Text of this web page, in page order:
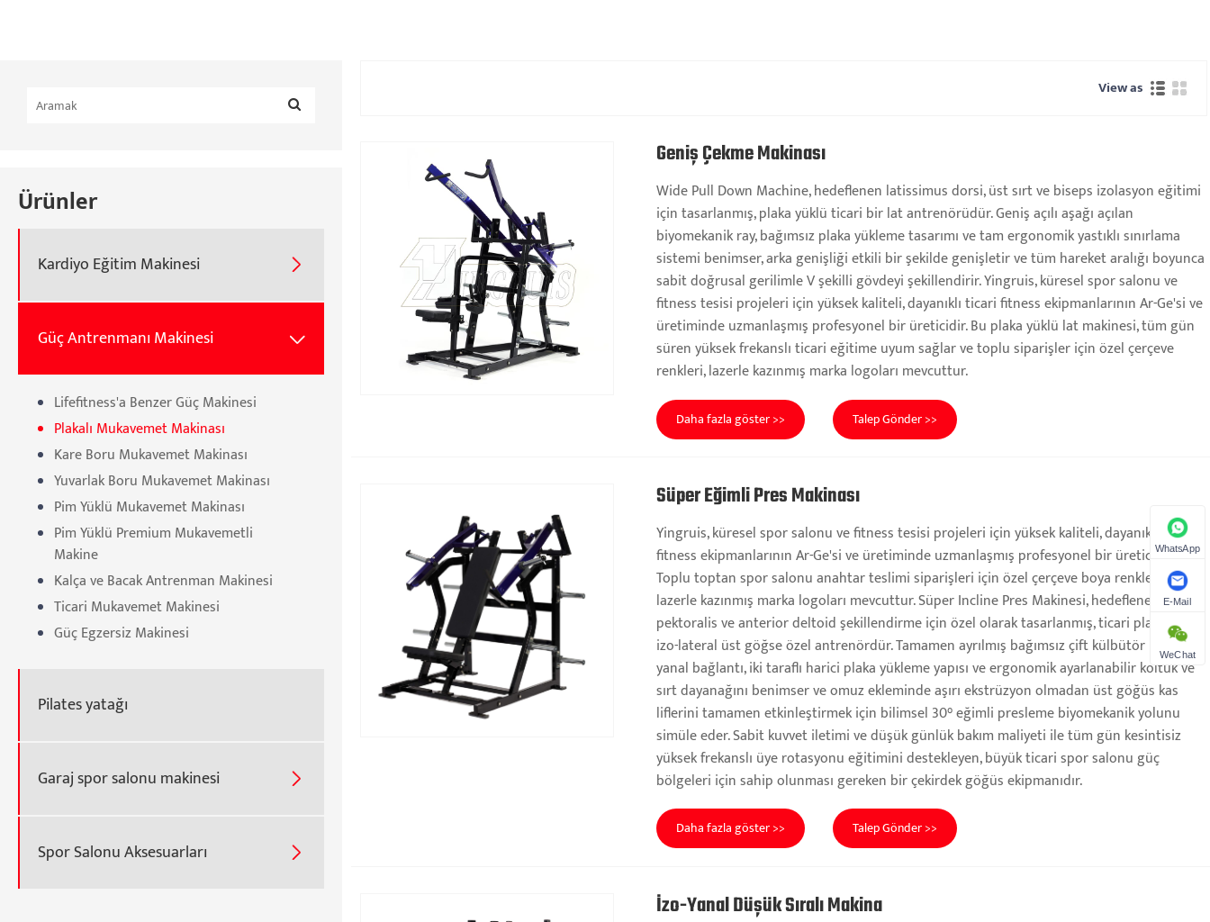
Ürünler
Kardiyo Eğitim Makinesi 
Güç Antrenmanı Makinesi 
Lifefitness'a Benzer Güç Makinesi
Plakalı Mukavemet Makinası
Kare Boru Mukavemet Makinası
Yuvarlak Boru Mukavemet Makinası
Pim Yüklü Mukavemet Makinası
Pim Yüklü Premium Mukavemetli
Makine
Kalça ve Bacak Antrenman Makinesi
Ticari Mukavemet Makinesi
Güç Egzersiz Makinesi
Pilates yatağı
Garaj spor salonu makinesi 
Spor Salonu Aksesuarları 
View as
Geniş Çekme Makinası
Wide Pull Down Machine, hedeflenen latissimus dorsi, üst sırt ve biseps izolasyon eğitimi
için tasarlanmış, plaka yüklü ticari bir lat antrenörüdür. Geniş açılı aşağı açılan
biyomekanik ray, bağımsız plaka yükleme tasarımı ve tam ergonomik yastıklı sınırlama
sistemi benimser, arka genişliği etkili bir şekilde genişletir ve tüm hareket aralığı boyunca
sabit doğrusal gerilimle V şekilli gövdeyi şekillendirir. Yingruis, küresel spor salonu ve
fitness tesisi projeleri için yüksek kaliteli, dayanıklı ticari fitness ekipmanlarının Ar-Ge'si ve
üretiminde uzmanlaşmış profesyonel bir üreticidir. Bu plaka yüklü lat makinesi, tüm gün
süren yüksek frekanslı ticari eğitime uyum sağlar ve toplu siparişler için özel çerçeve
renkleri, lazerle kazınmış marka logoları mevcuttur.
Daha fazla göster >> Talep Gönder >>
Süper Eğimli Pres Makinası
Yingruis, küresel spor salonu ve fitness tesisi projeleri için yüksek kaliteli, dayanıklı ticari
fitness ekipmanlarının Ar-Ge'si ve üretiminde uzmanlaşmış profesyonel bir üreticidir.
Toplu toptan spor salonu anahtar teslimi siparişleri için özel çerçeve boya renkleri ve
lazerle kazınmış marka logoları mevcuttur. Süper Incline Pres Makinesi, hedeflenen üst
pektoralis ve anterior deltoid şekillendirme için özel olarak tasarlanmış, ticari plaka yüklü
izo-lateral üst göğse özel antrenördür. Tamamen ayrılmış bağımsız çift külbütör kollu izo-
yanal bağlantı, iki taraflı harici plaka yükleme yapısı ve ergonomik ayarlanabilir koltuk ve
sırt dayanağını benimser ve omuz ekleminde aşırı ekstrüzyon olmadan üst göğüs kas
liflerini tamamen etkinleştirmek için bilimsel 30° eğimli presleme biyomekanik yolunu
simüle eder. Sabit kuvvet iletimi ve düşük günlük bakım maliyeti ile tüm gün kesintisiz
yüksek frekanslı üye rotasyonu eğitimini destekleyen, büyük ticari spor salonu güç
bölgeleri için sahip olunması gereken bir çekirdek göğüs ekipmanıdır.
Daha fazla göster >> Talep Gönder >>
İzo-Yanal Düşük Sıralı Makina
WhatsApp
E-Mail
WeChat